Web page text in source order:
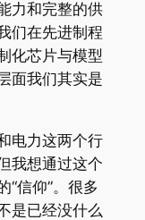
力和完整的供
们在先进制程
化芯片与模型
面我们其实是
电力这两个行
我想通过这个
“信仰”。很多
是已经没什么